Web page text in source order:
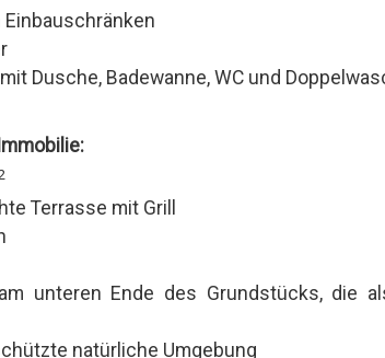
Einbauschränken
Dusche, Badewanne, WC und
Terrasse mit Grill
unteren Ende des Grundstücks, die
natürliche Umgebung